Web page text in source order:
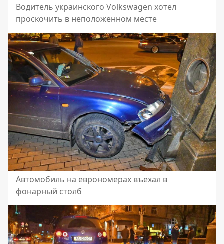
Водитель украинского Volkswagen хотел
проскочить в неположенном месте
Автомобиль на еврономерах въехал в
фонарный столб